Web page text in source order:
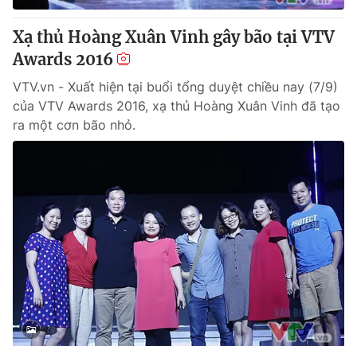
Xạ thủ Hoàng Xuân Vinh gây bão tại VTV
Awards 2016
VTV.vn - Xuất hiện tại buổi tổng duyệt chiều nay (7/9)
của VTV Awards 2016, xạ thủ Hoàng Xuân Vinh đã tạo
ra một cơn bão nhỏ.